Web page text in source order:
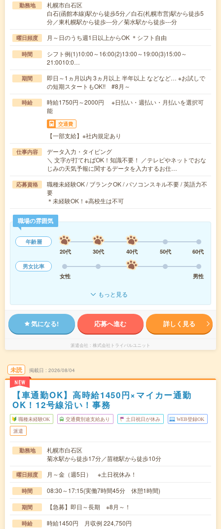
勤務地
札幌市白石区
白石(函館本線)駅から徒歩5分／白石(札幌市営)駅から徒歩5
分／東札幌駅から徒歩---分／菊水駅から徒歩---分
曜日頻度 月～日のうち週1日以上からOK ＊シフト自由
時間
シフト例(1)10:00～16:00(2)13:00～19:00(3)15:00～
21:0010:0…
期間
即日～1ヵ月以内 3ヵ月以上 半年以上 などなど… ※お試しで
の短期スタートもOK!! #8月～
時給
時給1750円～2000円 ※日払い・週払い・月払いを選択可
能
交通費
【一部支給】※社内規定あり
仕事内容
データ入力・タイピング
＼ 文字が打てればOK！知識不要！ ／テレビやネットでおな
じみの天気予報に関するデータを入力するお仕…
応募資格
職種未経験OK / ブランクOK / パソコンスキル不要 / 英語力不
要
＊未経験OK！※高校生は不可
職場の雰囲気
年齢層
20代
30代 40代 50代
60代
男女比率
女性
男性
もっと見る
気になる! 応募へ進む 詳しく見る
派遣会社 株式会社トライバルユニット
未読
NEW
掲載日 2026/08/04
【車通勤OK】高時給1450円×マイカー通勤
OK！12号線沿い！事務
職種未経験OK 交通費別途支給あり 土日祝日が休み WEB登録OK
派遣
勤務地
札幌市白石区
菊水駅から徒歩17分／苗穂駅から徒歩10分
曜日頻度 月～金（週5日） ※土日祝休み！
時間 08:30～17:15(実働7時間45分 休憩1時間)
期間 【急募】即日～長期 ※8月～！
時給 時給1450円 月収例 224,750円